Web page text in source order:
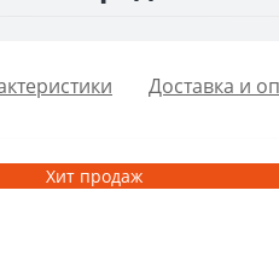
Доставка и
Хит продаж